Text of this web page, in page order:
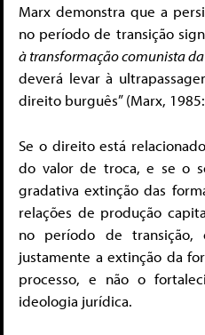
Marx demonstra que a
no período de transição
à transformação comunista
deverá levar à
direito burguês” (Marx,
Se o direito está
do valor de troca, e se o
gradativa extinção das
relações de produção
no período de
justamente a extinção da
processo, e não o
ideologia jurídica.